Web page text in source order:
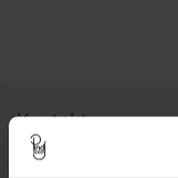
Kontakt
Åbningstider I